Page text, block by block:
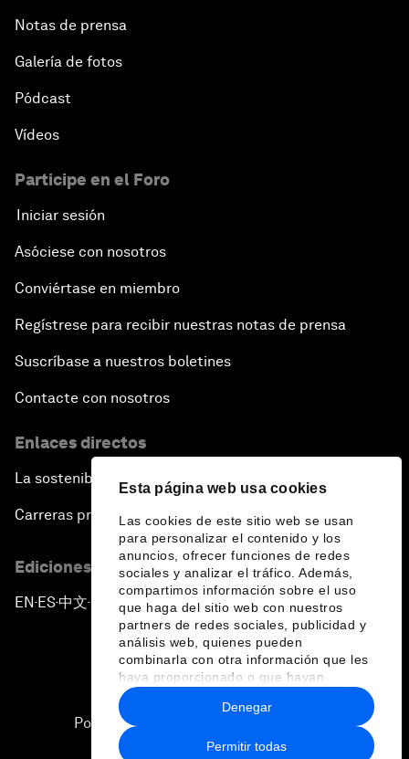
Esta página web usa cookies
Las cookies de este sitio web se usan
para personalizar el contenido y los
anuncios, ofrecer funciones de redes
sociales y analizar el tráfico. Además,
compartimos información sobre el uso
que haga del sitio web con nuestros
partners de redes sociales, publicidad y
análisis web, quienes pueden
combinarla con otra información que les
haya proporcionado o que hayan
recopilado a partir del uso que haya
hecho de sus servicios.
Permitir todas
Denegar
Notas de prensa
Galería de fotos
Pódcast
Vídeos
Participe en el Foro
Iniciar sesión
Asóciese con nosotros
Conviértase en miembro
Regístrese para recibir nuestras notas de prensa
Suscríbase a nuestros boletines
Contacte con nosotros
Enlaces directos
La sostenibilidad en el Foro
Carreras profesionales
Ediciones en otros idiomas
EN ▪ES▪中文▪ 日本語
Política de privacidad y normas de uso